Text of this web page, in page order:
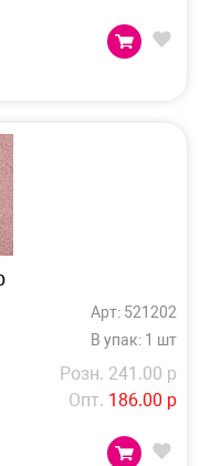
Арт: 521202
В упак: 1 шт
Розн. 241.00 р
Опт. 186.00 р